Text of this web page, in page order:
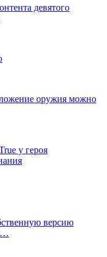
девятого
оружия можно
у героя
версию